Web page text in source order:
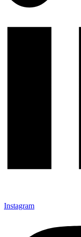
Instagram